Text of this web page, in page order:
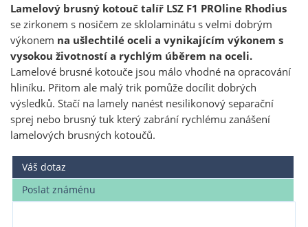
Lamelový brusný kotouč talíř LSZ F1 PROline Rhodius
se zirkonem s nosičem ze sklolaminátu s velmi dobrým
výkonem na ušlechtilé oceli a vynikajícím výkonem s
vysokou životností a rychlým úběrem na oceli.
Lamelové brusné kotouče jsou málo vhodné na opracování
hliníku. Přitom ale malý trik pomůže docílit dobrých
výsledků. Stačí na lamely nanést nesilikonový separační
sprej nebo brusný tuk který zabrání rychlému zanášení
lamelových brusných kotoučů.
Váš dotaz
Poslat známénu